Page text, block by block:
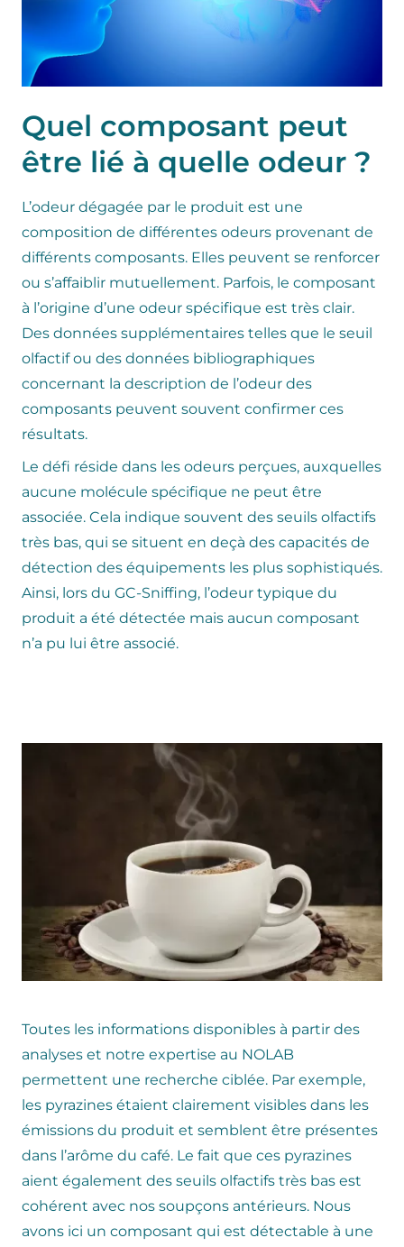
Quel composant peut
être lié à quelle odeur ?
L’odeur dégagée par le produit est une
composition de différentes odeurs provenant de
différents composants. Elles peuvent se renforcer
ou s’affaiblir mutuellement. Parfois, le composant
à l’origine d’une odeur spécifique est très clair.
Des données supplémentaires telles que le seuil
olfactif ou des données bibliographiques
concernant la description de l’odeur des
composants peuvent souvent confirmer ces
résultats.
Le défi réside dans les odeurs perçues, auxquelles
aucune molécule spécifique ne peut être
associée. Cela indique souvent des seuils olfactifs
très bas, qui se situent en deçà des capacités de
détection des équipements les plus sophistiqués.
Ainsi, lors du GC-Sniffing, l’odeur typique du
produit a été détectée mais aucun composant
n’a pu lui être associé.
Toutes les informations disponibles à partir des
analyses et notre expertise au NOLAB
permettent une recherche ciblée. Par exemple,
les pyrazines étaient clairement visibles dans les
émissions du produit et semblent être présentes
dans l’arôme du café. Le fait que ces pyrazines
aient également des seuils olfactifs très bas est
cohérent avec nos soupçons antérieurs. Nous
avons ici un composant qui est détectable à une